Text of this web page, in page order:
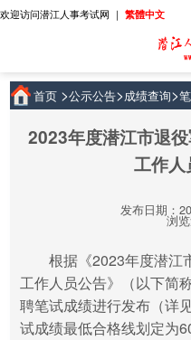
欢迎访问潜江人事考试网 ｜ 繁體中文
首页 >公示公告>成绩查询>
2023年度潜江市退
工作
发布日期：
浏
根据《2023年度潜江
工作人员公告》（以下简
聘笔试成绩进行发布（详
试成绩最低合格线划定为